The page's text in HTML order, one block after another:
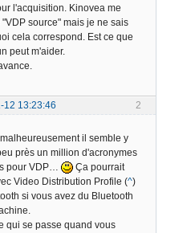
l'acquisition. Kinovea me
source" mais je ne sais
cela correspond. Est ce que
peut m'aider.
2
12 13:23:46
il semble y
près un million d'acronymes
pour VDP…
Ça pourrait
Video Distribution Profile (^)
si vous avez du Bluetooth
qui se passe quand vous